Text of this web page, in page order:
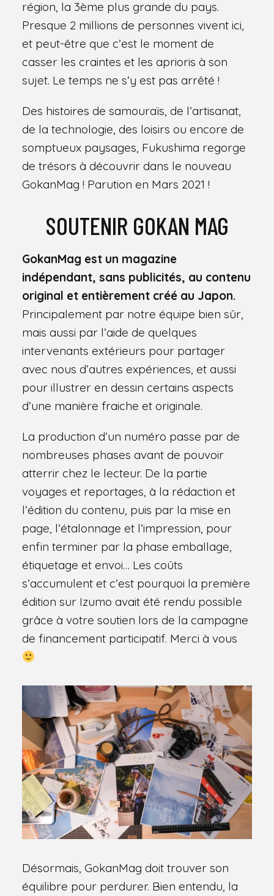
région, la 3ème plus grande du pays.
Presque 2 millions de personnes vivent ici,
et peut-être que c’est le moment de
casser les craintes et les aprioris à son
sujet. Le temps ne s’y est pas arrêté !
Des histoires de samouraïs, de l’artisanat,
de la technologie, des loisirs ou encore de
somptueux paysages, Fukushima regorge
de trésors à découvrir dans le nouveau
GokanMag ! Parution en Mars 2021 !
SOUTENIR GOKAN MAG
GokanMag est un magazine
indépendant, sans publicités, au contenu
original et entièrement créé au Japon.
Principalement par notre équipe bien sûr,
mais aussi par l’aide de quelques
intervenants extérieurs pour partager
avec nous d’autres expériences, et aussi
pour illustrer en dessin certains aspects
d’une manière fraiche et originale.
La production d’un numéro passe par de
nombreuses phases avant de pouvoir
atterrir chez le lecteur. De la partie
voyages et reportages, à la rédaction et
l’édition du contenu, puis par la mise en
page, l’étalonnage et l’impression, pour
enfin terminer par la phase emballage,
étiquetage et envoi… Les coûts
s’accumulent et c’est pourquoi la première
édition sur Izumo avait été rendu possible
grâce à votre soutien lors de la campagne
de financement participatif. Merci à vous
Désormais, GokanMag doit trouver son
équilibre pour perdurer. Bien entendu, la